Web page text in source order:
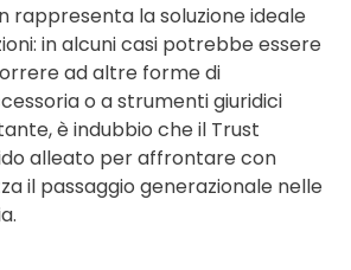
rappresenta la soluzione ideale
in alcuni casi potrebbe essere
ad altre forme di
o a strumenti giuridici
è indubbio che il Trust
alleato per affrontare con
il passaggio generazionale nelle